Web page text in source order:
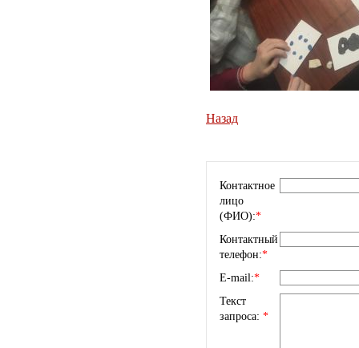
Назад
Контактное
лицо
(ФИО):*
Контактный
телефон:*
E-mail:*
Текст
запроса: *